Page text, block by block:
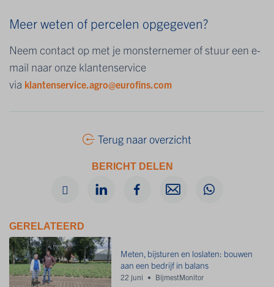
Meer weten of percelen opgegeven?
Neem contact op met je monsternemer of stuur een e-
mail naar onze klantenservice
via klantenservice.agro@eurofins.com
Terug naar overzicht
BERICHT DELEN
GERELATEERD
Meten, bijsturen en loslaten: bouwen
aan een bedrijf in balans
22 juni BijmestMonitor